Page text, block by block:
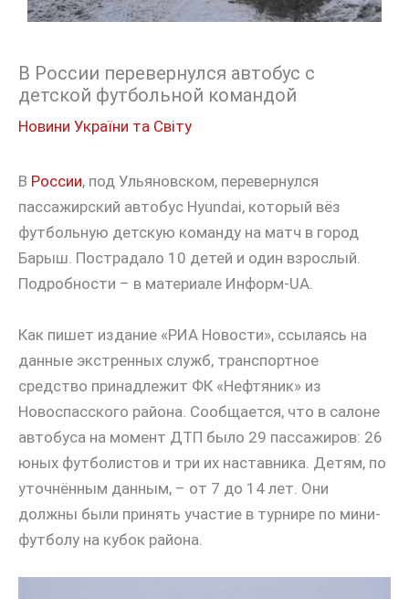
В России перевернулся автобус с
детской футбольной командой
Новини України та Світу
В России, под Ульяновском, перевернулся
пассажирский автобус Hyundai, который вёз
футбольную детскую команду на матч в город
Барыш. Пострадало 10 детей и один взрослый.
Подробности – в материале Информ-UA.
Как пишет издание «РИА Новости», ссылаясь на
данные экстренных служб, транспортное
средство принадлежит ФК «Нефтяник» из
Новоспасского района. Сообщается, что в салоне
автобуса на момент ДТП было 29 пассажиров: 26
юных футболистов и три их наставника. Детям, по
уточнённым данным, – от 7 до 14 лет. Они
должны были принять участие в турнире по мини-
футболу на кубок района.